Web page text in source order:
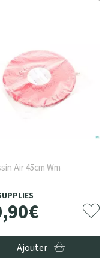
Air 45cm Wm
,90€
Ajouter